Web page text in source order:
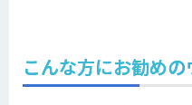
こんな方にお勧めの